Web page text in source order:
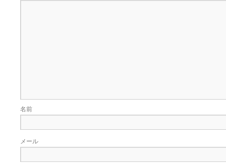
名前
メール